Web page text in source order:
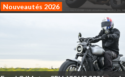
Nouveautés 2026